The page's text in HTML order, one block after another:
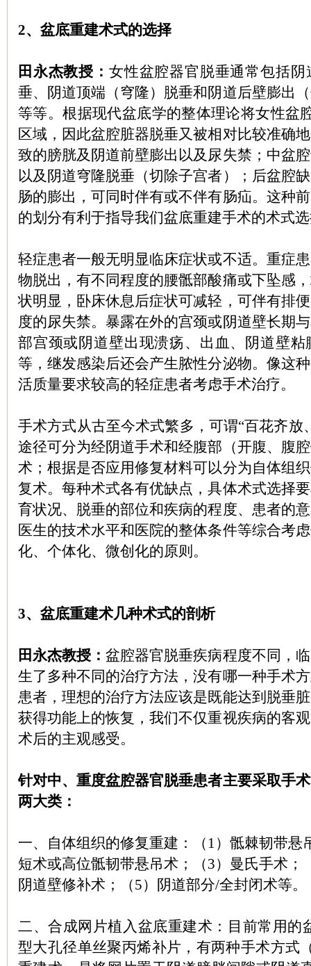
2、盆底重建术式的选择
田 永杰教授： 女性盆腔器官脱垂通常包括
垂、阴道顶端（穹隆）脱垂和阴道后壁膨出
等等。根据现代盆底学的整体理论将女性盆
区域 ， 因此盆腔脏器脱垂又被相对比较准确
致的膀胱及阴道前壁膨出以及尿失禁；中盆
以及阴道穹隆脱垂（切除子宫者）；后盆腔
肠的膨出，可同时伴有或不伴有肠疝。 这种
的划分有利于指导我们盆底重建手术的术式
轻症患者一般无明显临床症状或不适。重症
物脱出，有不同程度的腰骶部酸痛或下坠感
状明显，卧床休息后症状可减轻，可伴有排
度的尿失禁。暴露在外的宫颈或阴道壁长期
部宫颈或阴道壁出现溃疡、出血、阴道壁
等，继发感染后还会产生脓性分泌物。像这
活质量要求较高的轻症患者考虑手术治疗。
手术方式从古至今术式繁多，可谓“百花齐放
途径可分为经阴道手术和经腹部（开腹、腹
术；根据是否应用修复材料可以分为自体组
复术。每种术式各有优缺点，具体术式选择
育状况、脱垂的部位和疾病的程度、患者的
医生的技术水平和医院的整体条件等综合考
化、个体化、微创化的原则。
3、 盆底重建术几种术式的剖析
田永杰教授：盆腔器官脱垂疾病程度不同，
生了多种不同的治疗方法，没有哪一种手术
患者，理想的治疗方法应该是既能达到脱垂
获得功能上的恢复，我们不仅重视疾病的客
术后的主观感受。
针对中、重度盆腔器官脱垂患者主要采取手
两大类：
一、 自体组织的修复重建：（ 1）骶棘韧带悬
短术或高位骶韧带悬吊术；（3）曼氏手术；
阴道壁修补术；（5）阴道部分/全封闭术等。
二、合成网片植入盆底重建术：目前常用的
型大孔径单丝聚丙烯补片，有两种手术方式